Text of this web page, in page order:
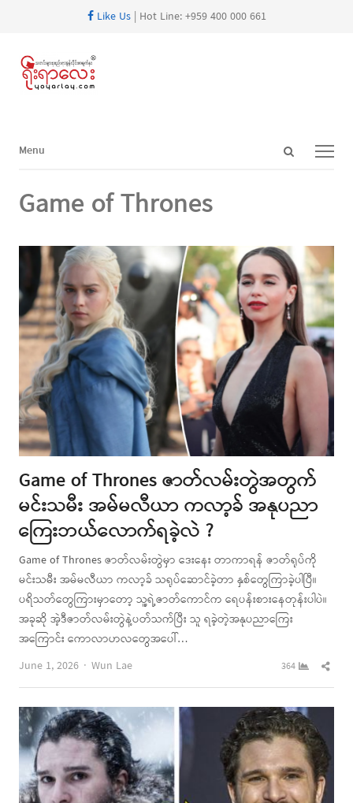
Like Us| Hot Line: +959 400 000 661
Open
Menu
Menu
Game of Thrones
Game of Thrones ဇာတ်လမ်းတွဲအတွက်
မင်းသမီး အမ်မလီယာ ကလာ့ခ် အနုပညာ
ကြေးဘယ်လောက်ရခဲ့လဲ ?
Game of Thrones ဇာတ်လမ်းတွဲမှာ ဒေးနေး တာကာရန် ဇာတ်ရုပ်ကို
မင်းသမီး အမ်မလီယာ ကလာ့ခ် သရုပ်ဆောင်ခဲ့တာ နှစ်တွေကြာခဲ့ပါပြီ။
ပရိသတ်တွေကြားမှာတော့ သူ့ရဲ့ဇာတ်ကောင်က ရေပန်းစားနေတုန်းပါပဲ။
အခုဆို အဲ့ဒီဇာတ်လမ်းတွဲနဲ့ပတ်သက်ပြီး သူ ရခဲ့တဲ့အနုပညာကြေး
အကြောင်း ကောလာဟလတွေအပေါ်…
June 1, 2026
Author
Wun Lae 364